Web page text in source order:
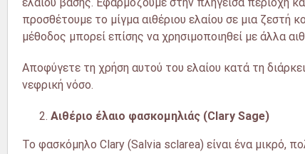
ελαίου βάσης. Εφαρμόζουμε στην πληγείσα περιοχή
προσθέτουμε το μίγμα αιθέριου ελαίου σε μια
μέθοδος μπορεί επίσης να χρησιμοποιηθεί με άλλα
Αποφύγετε τη χρήση αυτού του ελαίου κατά τη
νεφρική νόσο.
Αιθέριο έλαιο φασκομηλιάς (Clary Sage)
Το φασκόμηλο Clary (Salvia sclarea) είναι ένα μικρό,